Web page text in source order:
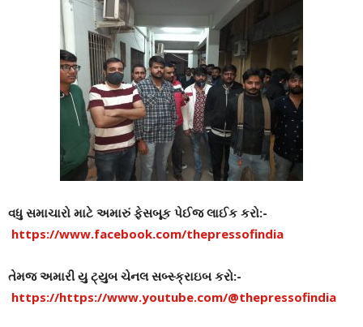
વધુ સમાચારો માટે અમારું ફેસબૂક પેઈજ લાઈક કરો:-
https://www.facebook.com/thepressofindia
તેમજ અમારી યુ ટ્યુબ ચેનલ સબ્સ્ક્રાઇબ કરો:-
https://https://www.youtube.com/@thepressofindia